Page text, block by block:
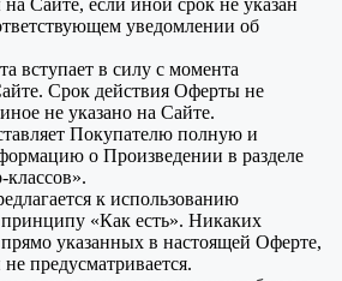
уведомлении об
вступает в силу с момента
Срок действия Оферты не
не указано на Сайте.
Покупателю полную и
о Произведении в разделе
классов».
к использованию
«Как есть». Никаких
указанных в настоящей Оферте,
предусматривается.